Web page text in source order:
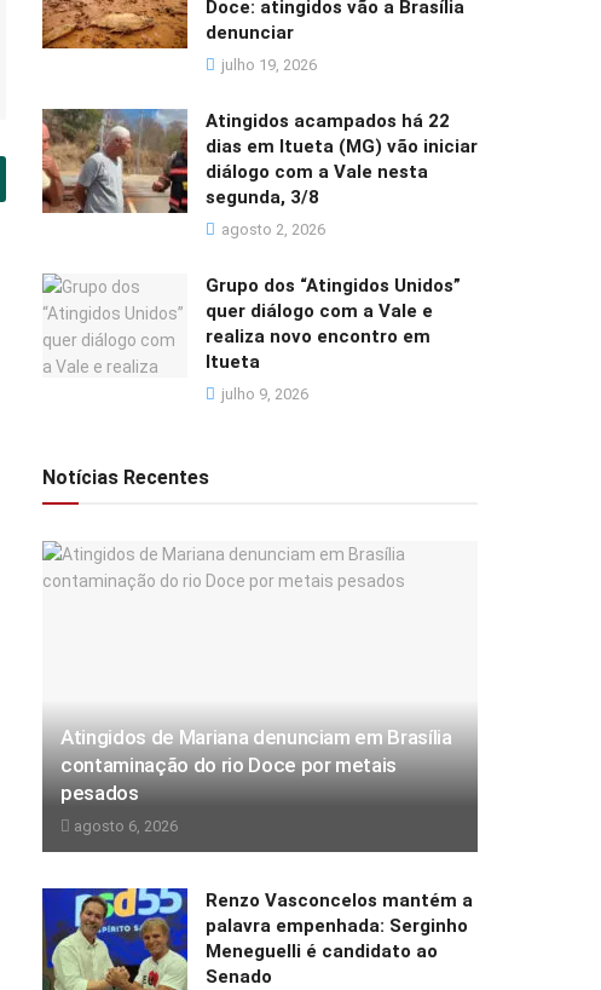
Doce: atingidos vão a Brasília
denunciar
julho 19, 2026
Atingidos acampados há 22
dias em Itueta (MG) vão iniciar
diálogo com a Vale nesta
segunda, 3/8
agosto 2, 2026
Grupo dos “Atingidos Unidos”
quer diálogo com a Vale e
realiza novo encontro em
Itueta
julho 9, 2026
Notícias Recentes
Atingidos de Mariana denunciam em Brasília
contaminação do rio Doce por metais
pesados
agosto 6, 2026
Renzo Vasconcelos mantém a
palavra empenhada: Serginho
Meneguelli é candidato ao
Senado